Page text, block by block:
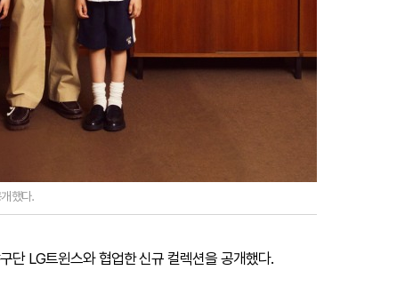
했다.
단 LG트윈스와 협업한 신규 컬렉션을 공개했다.